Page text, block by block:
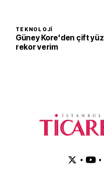
TEKNOLOJI
Güney Kore'den çift
rekor verim
• •